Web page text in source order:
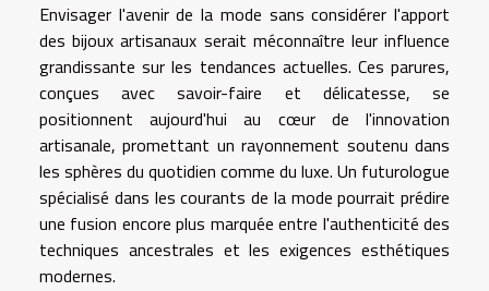
Envisager l'avenir de la mode sans considérer l'apport
des bijoux artisanaux serait méconnaître leur influence
grandissante sur les tendances actuelles. Ces parures,
conçues avec savoir-faire et délicatesse, se
positionnent aujourd'hui au cœur de l'innovation
artisanale, promettant un rayonnement soutenu dans
les sphères du quotidien comme du luxe. Un futurologue
spécialisé dans les courants de la mode pourrait prédire
une fusion encore plus marquée entre l'authenticité des
techniques ancestrales et les exigences esthétiques
modernes.